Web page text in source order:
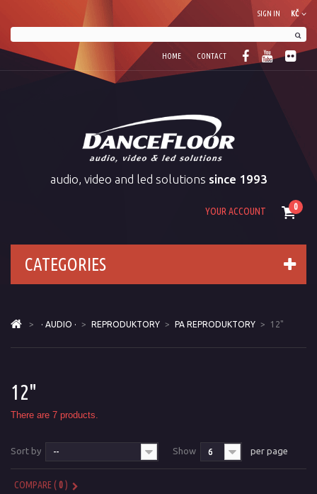
KČ
SIGN IN
HOME CONTACT
audio, video and led solutions since 1993
0
YOUR ACCOUNT
CATEGORIES
> · AUDIO · > REPRODUKTORY > PA REPRODUKTORY > 12"
12"
There are 7 products.
Sort by -- Show 6 per page
COMPARE (0)